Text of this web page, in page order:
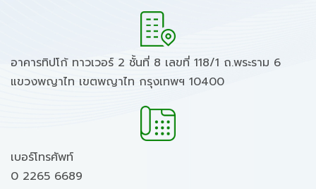
อาคารทิปโก้ ทาวเวอร์ 2 ชั้นที่ 8 เลขที่ 118/1 ถ.พระราม 6
แขวงพญาไท เขตพญาไท กรุงเทพฯ 10400
เบอร์โทรศัพท์
0 2265 6689